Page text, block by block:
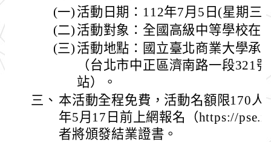
(一) 活動日期：112年7月5日(星期三)
(二) 活動對象：全國高級中等學校在
(三) 活動地點：國立臺北商業大學承
（台北市中正區濟南路一段321
站）。
三、 本活動全程免費，活動名額限170人
年5月17日前上網報名（https://
者將頒發結業證書。